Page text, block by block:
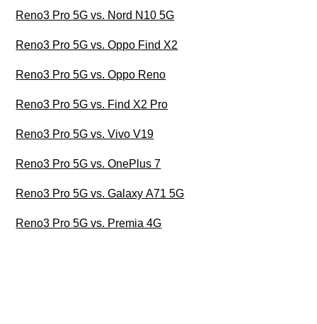
Reno3 Pro 5G vs. Nord N10 5G
Reno3 Pro 5G vs. Oppo Find X2
Reno3 Pro 5G vs. Oppo Reno
Reno3 Pro 5G vs. Find X2 Pro
Reno3 Pro 5G vs. Vivo V19
Reno3 Pro 5G vs. OnePlus 7
Reno3 Pro 5G vs. Galaxy A71 5G
Reno3 Pro 5G vs. Premia 4G